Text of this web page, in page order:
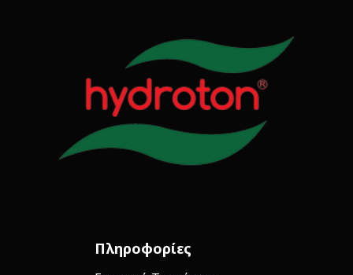
Πληροφορίες